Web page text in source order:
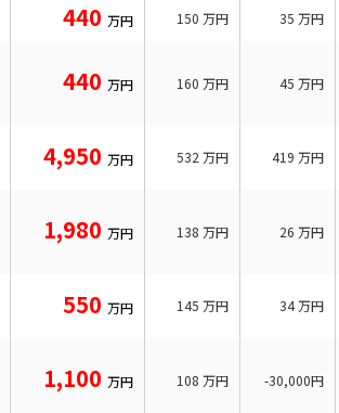
440 万円 150 万円 35 万円
440 万円 160 万円 45 万円
4,950 万円 532 万円 419 万円
1,980 万円 138 万円 26 万円
550 万円 145 万円 34万円
1,100 万円 108 万円 -30,000円